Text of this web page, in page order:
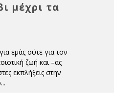
μέχρι τα
εμάς ούτε για τον
ζωή και –ας
εκπλήξεις στην
...